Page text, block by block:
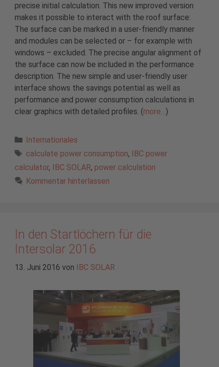
precise initial calculation. This new improved version
makes it possible to interact with the roof surface:
The surface can be marked in a user-friendly manner
and modules can be selected or – for example with
windows – excluded. The precise angular alignment of
the surface can now be included in the performance
description. The new simple and user-friendly user
interface shows the savings potential as well as
performance and power consumption calculations in
clear graphics with detailed profiles. (more… )
Kategorien
Internationales
Schlagwörter
calculate power consumption, IBC power
calculator, IBC SOLAR, power calculation
Kommentar hinterlassen
In den Startlöchern für die
Intersolar 2016
13. Juni 2016 von IBC SOLAR